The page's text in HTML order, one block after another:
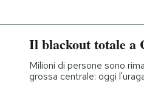
Il blackout totale a
Milioni di persone sono
grossa centrale: oggi